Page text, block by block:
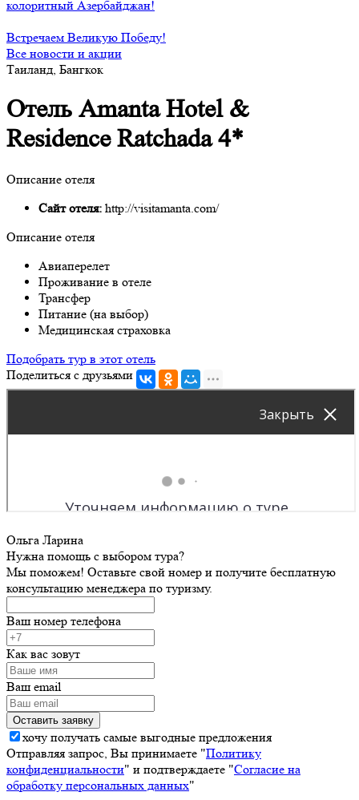
колоритный Азербайджан!
Встречаем Великую Победу!
Все новости и акции
Таиланд, Бангкок
Отель Amanta Hotel &
Residence Ratchada 4*
Описание отеля
Сайт отеля: http://visitamanta.com/
Описание отеля
Авиаперелет
Проживание в отеле
Трансфер
Питание (на выбор)
Медицинская страховка
Подобрать тур в этот отель
Поделиться с друзьями
Ольга Ларина
Нужна помощь с выбором тура?
Мы поможем! Оставьте свой номер и получите бесплатную
консультацию менеджера по туризму.
Ваш номер телефона
Как вас зовут
Ваш email
хочу получать самые выгодные предложения
Отправляя запрос, Вы принимаете "Политику
конфиденциальности" и подтверждаете "Согласие на
обработку персональных данных"